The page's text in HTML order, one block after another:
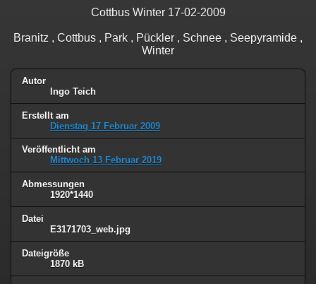
Cottbus Winter 17-02-2009
Branitz , Cottbus , Park , Pückler , Schnee , Seepyramide ,
Winter
Autor
Ingo Teich
Erstellt am
Dienstag 17 Februar 2009
Veröffentlicht am
Mittwoch 13 Februar 2019
Abmessungen
1920*1440
Datei
E3171703_web.jpg
Dateigröße
1870 kB